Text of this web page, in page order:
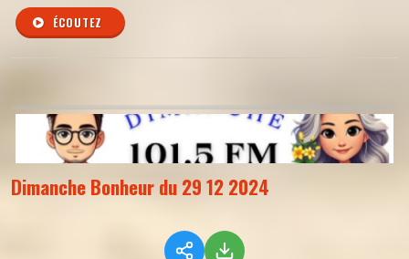
ÉCOUTEZ
Dimanche Bonheur du 29 12 2024